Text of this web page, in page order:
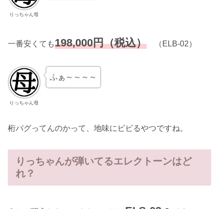
りっちゃん母
一番安くても198,000円（税込） （ELB-02）
りっちゃん母
ふぁ～～～～
桁バグってんのかって、地味にビビるやつですね。
りっちゃんが弾いてるエレクトーンはど
れ？